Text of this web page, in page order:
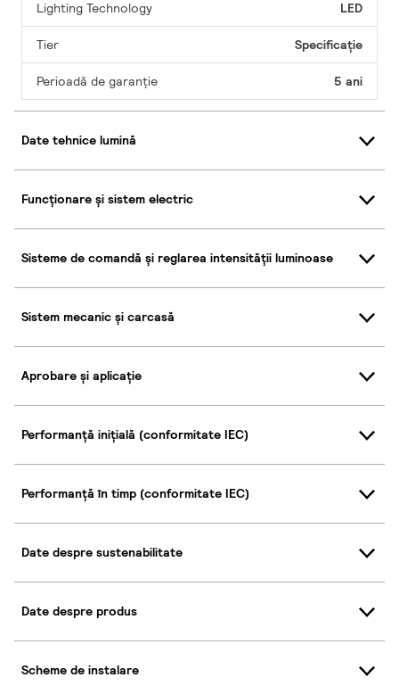
Lighting Technology LED
Tier Specificație
Perioadă de garanţie 5 ani
Date tehnice lumină
Funcționare și sistem electric
Sisteme de comandă și reglarea intensității luminoase
Sistem mecanic și carcasă
Aprobare și aplicație
Performanță inițială (conformitate IEC)
Performanță în timp (conformitate IEC)
Date despre sustenabilitate
Date despre produs
Scheme de instalare